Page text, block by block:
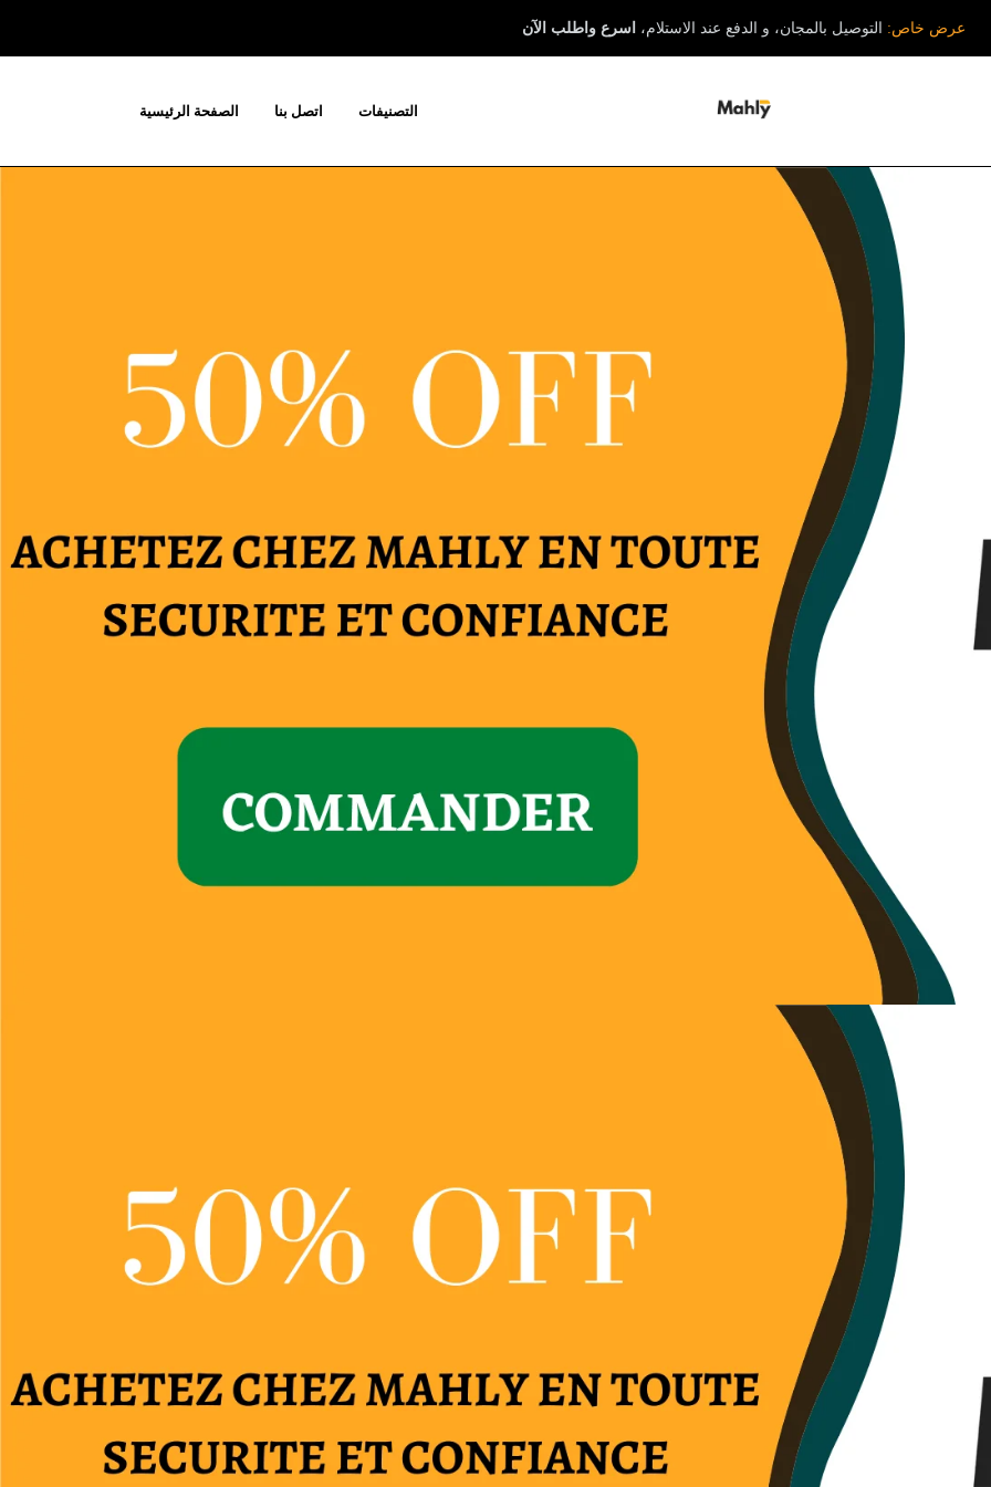
عرض خاص: التوصيل بالمجان، و الدفع عند الاستلام، اسرع واطلب الآن
الصفحة الرئيسية اتصل بنا التصنيفات